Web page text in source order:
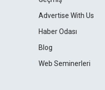
Advertise With Us
Haber Odası
Blog
Web Seminerleri